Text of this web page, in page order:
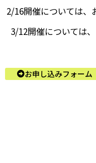
2/16開催については、
3/12開催については
お申し込みフォーム